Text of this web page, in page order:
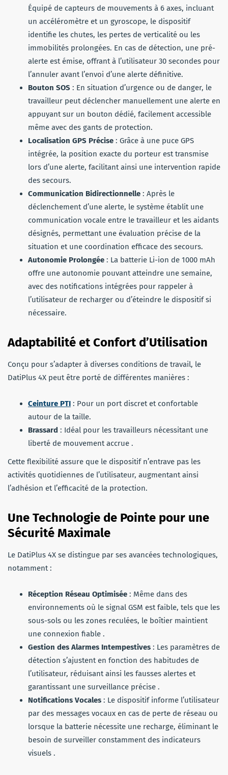
Équipé de capteurs de mouvements à 6 axes, incluant
un accéléromètre et un gyroscope, le dispositif
identifie les chutes, les pertes de verticalité ou les
immobilités prolongées. En cas de détection, une pré-
alerte est émise, offrant à l’utilisateur 30 secondes pour
l’annuler avant l’envoi d’une alerte définitive.
Bouton SOS : En situation d’urgence ou de danger, le
travailleur peut déclencher manuellement une alerte en
appuyant sur un bouton dédié, facilement accessible
même avec des gants de protection.
Localisation GPS Précise : Grâce à une puce GPS
intégrée, la position exacte du porteur est transmise
lors d’une alerte, facilitant ainsi une intervention rapide
des secours.
Communication Bidirectionnelle : Après le
déclenchement d’une alerte, le système établit une
communication vocale entre le travailleur et les aidants
désignés, permettant une évaluation précise de la
situation et une coordination efficace des secours.
Autonomie Prolongée : La batterie Li-ion de 1000 mAh
offre une autonomie pouvant atteindre une semaine,
avec des notifications intégrées pour rappeler à
l’utilisateur de recharger ou d’éteindre le dispositif si
nécessaire.
Adaptabilité et Confort d’Utilisation
Conçu pour s’adapter à diverses conditions de travail, le
DatiPlus 4X peut être porté de différentes manières :
Ceinture PTI : Pour un port discret et confortable
autour de la taille.
Brassard : Idéal pour les travailleurs nécessitant une
liberté de mouvement accrue .
Cette flexibilité assure que le dispositif n’entrave pas les
activités quotidiennes de l’utilisateur, augmentant ainsi
l’adhésion et l’efficacité de la protection.
Une Technologie de Pointe pour une
Sécurité Maximale
Le DatiPlus 4X se distingue par ses avancées technologiques,
notamment :
Réception Réseau Optimisée : Même dans des
environnements où le signal GSM est faible, tels que les
sous-sols ou les zones reculées, le boîtier maintient
une connexion fiable .
Gestion des Alarmes Intempestives : Les paramètres de
détection s’ajustent en fonction des habitudes de
l’utilisateur, réduisant ainsi les fausses alertes et
garantissant une surveillance précise .
Notifications Vocales : Le dispositif informe l’utilisateur
par des messages vocaux en cas de perte de réseau ou
lorsque la batterie nécessite une recharge, éliminant le
besoin de surveiller constamment des indicateurs
visuels .